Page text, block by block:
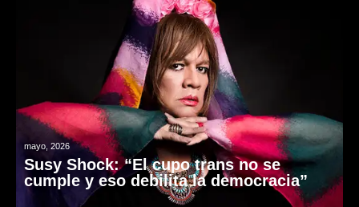
mayo, 2026
Susy Shock: “El cupo trans no se
cumple y eso debilita la democracia”